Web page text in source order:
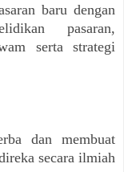
baru dengan
pasaran,
serta strategi
dan membuat
secara ilmiah